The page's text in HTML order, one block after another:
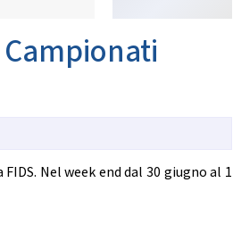
SETTORE ARBITRALE
ALBO TECNICI/UFFICIALI DI GARA
Nel week end dal 30 giugno al 1